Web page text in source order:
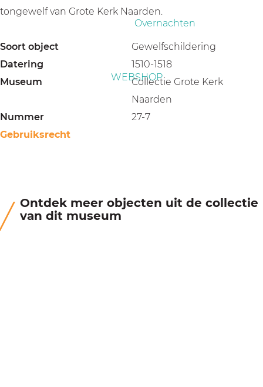
Overnachten
WEBSHOP
tongewelf van Grote Kerk Naarden.
Soort object
Gewelfschildering
Datering
1510-1518
Museum
Collectie Grote Kerk
Naarden
Nummer
27-7
Gebruiksrecht
Ontdek meer objecten uit de collectie
van dit museum